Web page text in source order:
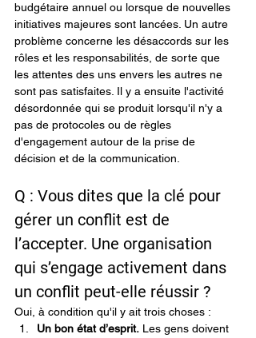
budgétaire annuel ou lorsque de nouvelles
initiatives majeures sont lancées. Un autre
problème concerne les désaccords sur les
rôles et les responsabilités, de sorte que
les attentes des uns envers les autres ne
sont pas satisfaites. Il y a ensuite l'activité
désordonnée qui se produit lorsqu'il n'y a
pas de protocoles ou de règles
d'engagement autour de la prise de
décision et de la communication.
Q : Vous dites que la clé pour
gérer un conflit est de
l’accepter. Une organisation
qui s’engage activement dans
un conflit peut-elle réussir ?
Oui, à condition qu'il y ait trois choses :
Un bon état d’esprit. Les gens doivent